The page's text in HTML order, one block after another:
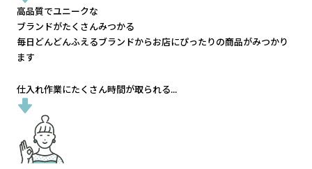
高品質でユニークな
ブランドがたくさんみつかる
毎日どんどんふえるブランドからお店にぴったりの商品がみつかり
ます
仕入れ作業にたくさん時間が取られる...